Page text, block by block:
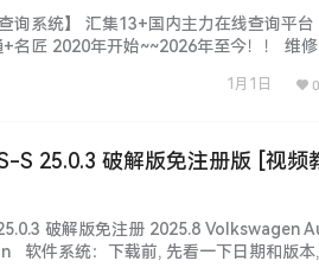
车型 燃油车 新能源 混动车 维
询系统】 汇集13+国内主力在线查询平
匠 2020年开始~~2026年至今！！ 维
：本站…...
1月1日 0
S 25.0.3 破解版免注册版 [视频
破解版免注册 2025.8 Volkswagen
件系统：下载前, 先看一下日期和版本